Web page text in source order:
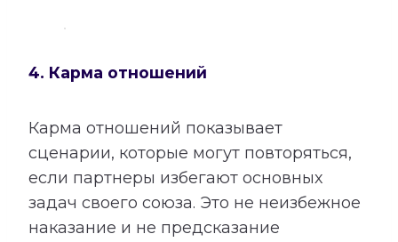
4. Карма отношений
Карма отношений показывает
сценарии, которые могут повторяться,
если партнеры избегают основных
задач своего союза. Это не неизбежное
наказание и не предсказание